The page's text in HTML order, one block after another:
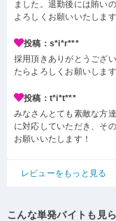
ました。退勤後には賄い
よろしくお願いいたします
投稿：s*i*r***
採用頂きありがとうござ
たらよろしくお願いします
投稿：t*i*t***
みなさんとても素敵な方
に対応していただき、そ
お願いいたします！
レビューをもっと見る
こんな単発バイトも見